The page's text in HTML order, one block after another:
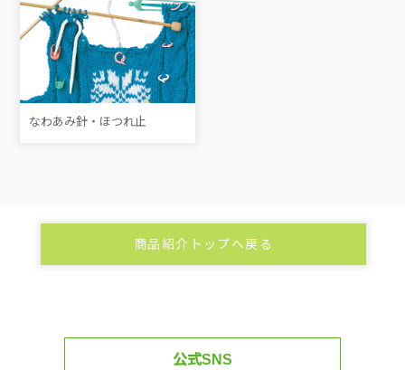
なわあみ針・ほつれ止
商品紹介トップへ戻る
公式SNS